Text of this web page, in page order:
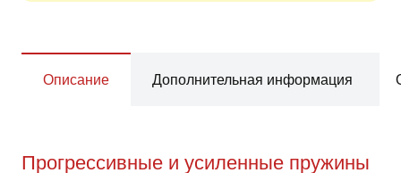
Описание Дополнительная информация
Прогрессивные и усиленные пружины